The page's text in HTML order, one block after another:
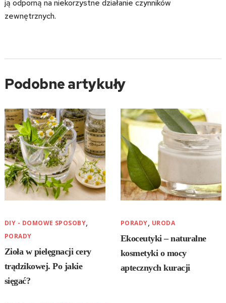
ją odporną na niekorzystne działanie czynników
zewnętrznych.
Podobne artykuły
DIY - DOMOWE SPOSOBY,
PORADY
Zioła w pielęgnacji cery
trądzikowej. Po jakie
sięgać?
PORADY, URODA
Ekoceutyki – naturalne
kosmetyki o mocy
aptecznych kuracji